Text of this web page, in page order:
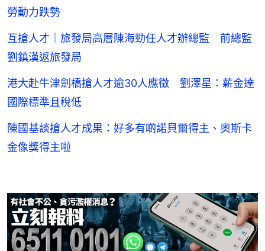
勞動力跌勢
互搶人才｜旅發局高層陳海勁任人才辦總監 前總監
劉鎮漢返旅發局
港大赴牛津劍橋搶人才逾30人應徵 劉澤星：薪金達
國際標準且稅低
陳國基談搶人才成果：好多有啲諾貝爾得主、奧斯卡
金像獎得主啦